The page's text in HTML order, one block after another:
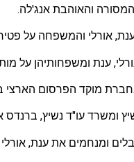
והאוהבת אנג'לה.
אורלי והמשפחה על
ענת ומשפחותיהן על
מוקד הפרסום הארצי
ומנחמים את ענת,